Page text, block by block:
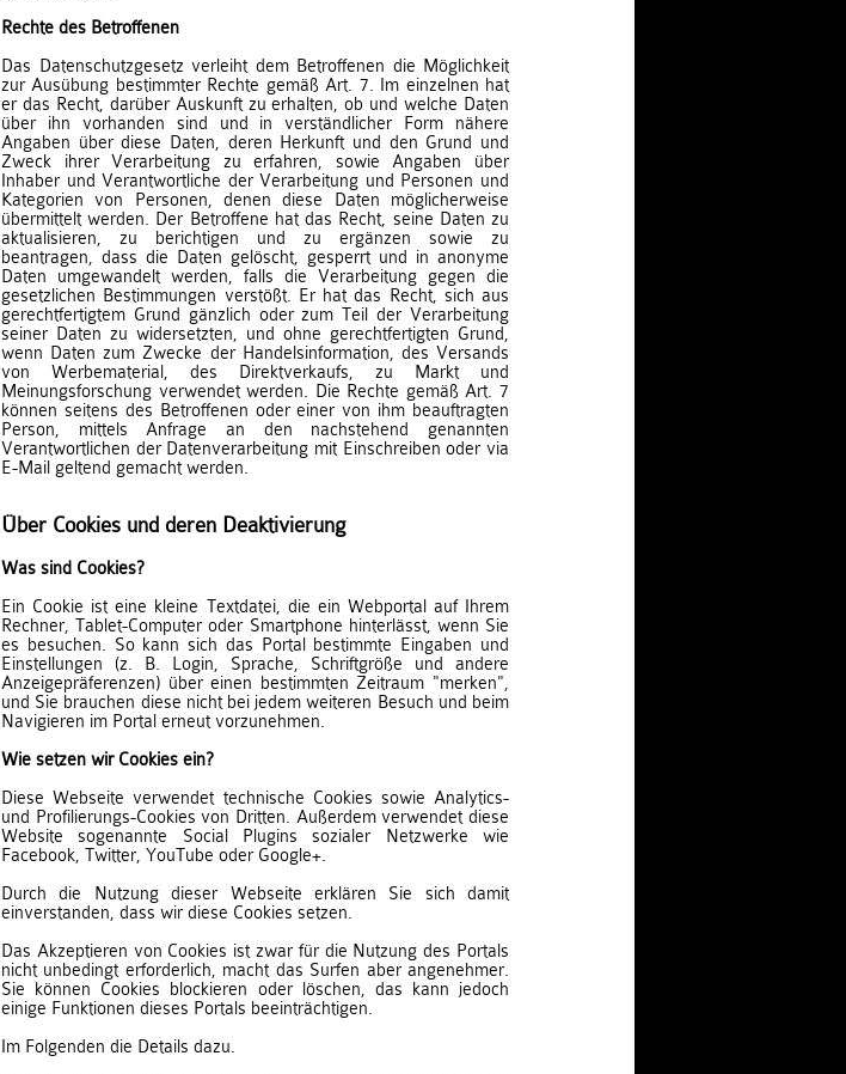
Rechte des Betroffenen
Das Datenschutzgesetz verleiht dem Betroffenen die Möglichkeit
zur Ausübung bestimmter Rechte gemäß Art. 7. Im einzelnen hat
er das Recht, darüber Auskunft zu erhalten, ob und welche Daten
über ihn vorhanden sind und in verständlicher Form nähere
Angaben über diese Daten, deren Herkunft und den Grund und
Zweck ihrer Verarbeitung zu erfahren, sowie Angaben über
Inhaber und Verantwortliche der Verarbeitung und Personen und
Kategorien von Personen, denen diese Daten möglicherweise
übermittelt werden. Der Betroffene hat das Recht, seine Daten zu
aktualisieren, zu berichtigen und zu ergänzen sowie zu
beantragen, dass die Daten gelöscht, gesperrt und in anonyme
Daten umgewandelt werden, falls die Verarbeitung gegen die
gesetzlichen Bestimmungen verstößt. Er hat das Recht, sich aus
gerechtfertigtem Grund gänzlich oder zum Teil der Verarbeitung
seiner Daten zu widersetzten, und ohne gerechtfertigten Grund,
wenn Daten zum Zwecke der Handelsinformation, des Versands
von Werbematerial, des Direktverkaufs, zu Markt und
Meinungsforschung verwendet werden. Die Rechte gemäß Art. 7
können seitens des Betroffenen oder einer von ihm beauftragten
Person, mittels Anfrage an den nachstehend genannten
Verantwortlichen der Datenverarbeitung mit Einschreiben oder via
E-Mail geltend gemacht werden.
Über Cookies und deren Deaktivierung
Was sind Cookies?
Ein Cookie ist eine kleine Textdatei, die ein Webportal auf Ihrem
Rechner, Tablet-Computer oder Smartphone hinterlässt, wenn Sie
es besuchen. So kann sich das Portal bestimmte Eingaben und
Einstellungen (z. B. Login, Sprache, Schriftgröße und andere
Anzeigepräferenzen) über einen bestimmten Zeitraum "merken",
und Sie brauchen diese nicht bei jedem weiteren Besuch und beim
Navigieren im Portal erneut vorzunehmen.
Wie setzen wir Cookies ein?
Diese Webseite verwendet technische Cookies sowie Analytics-
und Profilierungs-Cookies von Dritten. Außerdem verwendet diese
Website sogenannte Social Plugins sozialer Netzwerke wie
Facebook, Twitter, YouTube oder Google+.
Durch die Nutzung dieser Webseite erklären Sie sich damit
einverstanden, dass wir diese Cookies setzen.
Das Akzeptieren von Cookies ist zwar für die Nutzung des Portals
nicht unbedingt erforderlich, macht das Surfen aber angenehmer.
Sie können Cookies blockieren oder löschen, das kann jedoch
einige Funktionen dieses Portals beeinträchtigen.
Im Folgenden die Details dazu.